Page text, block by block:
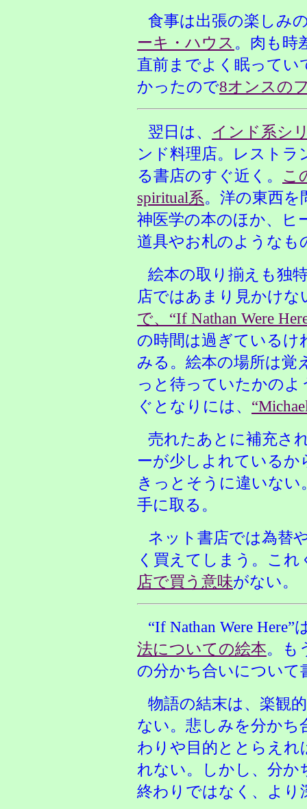
食事は出張の楽しみ
ーキ・ハウス 。肉も時
直前までよく眠ってい
かったので8オンスの
翌日は、 インド系シ
ンド料理店。レスト
る書店のすぐ近く。 こ
spiritual系。洋の東西を
神医学の本のほか、ヒ
道具やお札のようなも
絵本の取り揃えも独
店ではあまり見かけ
で、“If Nathan Were
の時間は過ぎている
みる。絵本の場所は覚
っと待っていたかの
ぐとなりには、
売れたあとに補充さ
ーが少しよれている
きっとそうに違いな
手に取る。
ネット書店では為替
く買えてしまう。こ
店で買う意味がない。
“If Nathan Were Here”
法についての絵本。も
の分かち合いについて
物語の結末は、楽観
ない。悲しみを分かち
わりや目的ととらえ
れない。しかし、分か
終わりではなく、より